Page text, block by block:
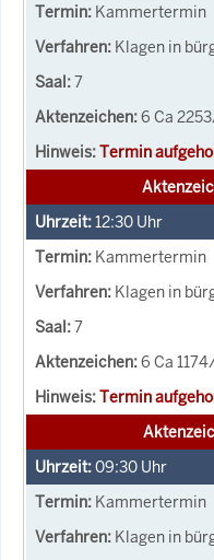
Kammertermin
Klagen in
7
6 Ca
Termin
12:30 Uhr
Kammertermin
Klagen in
7
6 Ca
Termin
09:30 Uhr
Kammertermin
Klagen in